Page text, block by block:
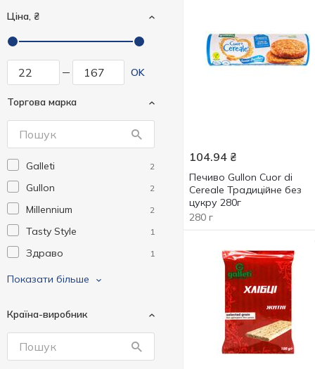
Ціна, ₴
OK
Торгова марка
Galleti 2
Gullon 2
Millennium 2
Tasty Style 1
Здраво 1
Фрутім
Показати більше
Країна-виробник
104.94 ₴
Печиво Gullon Cuor di
Cereale Традиційне без
цукру 280г
280 г